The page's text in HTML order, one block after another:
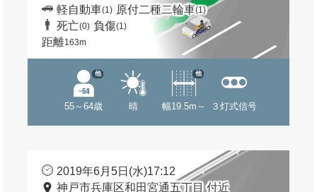
軽自動車(1) 原付二種二輪車(1)
死亡(0) 負傷(1)
距離163m
55～64歳
他
晴 幅19.5m～
他
３灯式信号
2019年6月5日(水)17:12
神戸市兵庫区和田宮通五丁目 付近